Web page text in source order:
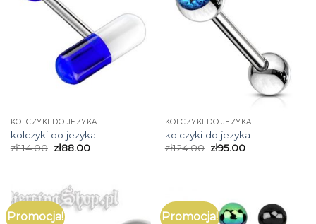
KOLCZYKI DO JEZYKA
kolczyki do jezyka
zł114.00 zł88.00
KOLCZYKI DO JEZYKA
kolczyki do jezyka
zł124.00 zł95.00
Promocja! Promocja!